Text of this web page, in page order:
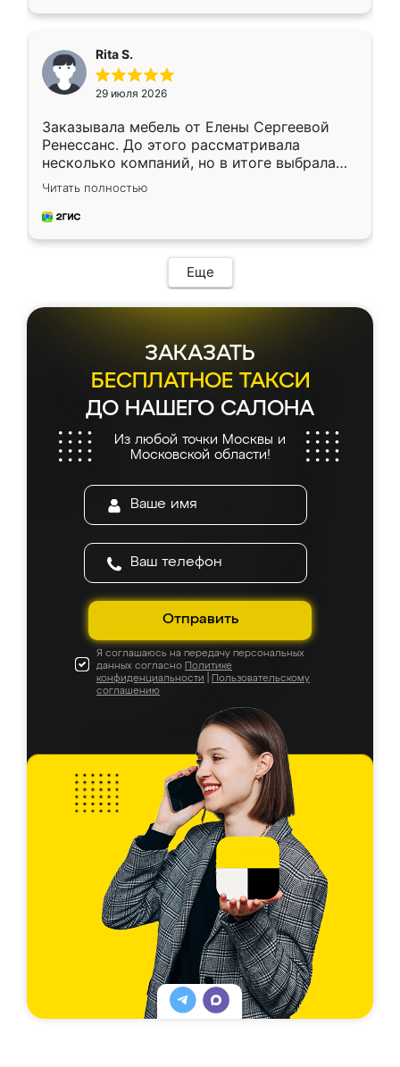
Rita S.
29 июля 2026
Заказывала мебель от Елены Сергеевой
Ренессанс. До этого рассматривала
несколько компаний, но в итоге выбрала
эту. Сначала обговорили условия, потом
приехал замерщик, всё спокойно объяснил
и снял размеры. Изготовили в срок, с
мебель сразу встала на свое место без
каких-либо доработок. Качеством осталась
довольна, все выглядит так, как и ожидала.
Читать полностью
Еще
ЗАКАЗАТЬ
БЕСПЛАТНОЕ ТАКСИ
ДО НАШЕГО САЛОНА
Из любой точки Москвы и
Московской области!
Отправить
Я соглашаюсь на передачу персональных
данных согласно Политике
конфиденциальности
Пользовательскому
соглашению